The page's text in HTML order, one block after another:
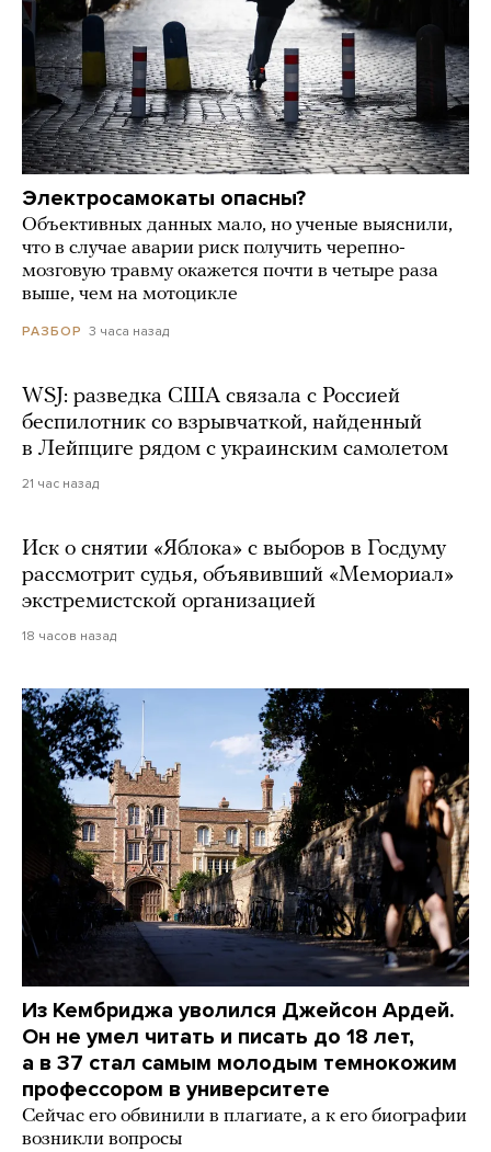
Электросамокаты опасны?
Объективных данных мало, но ученые выяснили,
что в случае аварии риск получить черепно-
мозговую травму окажется почти в четыре раза
выше, чем на мотоцикле
РАЗБОР 3 часа назад
WSJ: разведка США связала с Россией
беспилотник со взрывчаткой, найденный
в Лейпциге рядом с украинским самолетом
21 час назад
Иск о снятии «Яблока» с выборов в Госдуму
рассмотрит судья, объявивший «Мемориал»
экстремистской организацией
18 часов назад
Из Кембриджа уволился Джейсон Ардей.
Он не умел читать и писать до 18 лет,
а в 37 стал самым молодым темнокожим
профессором в университете
Сейчас его обвинили в плагиате, а к его биографии
возникли вопросы